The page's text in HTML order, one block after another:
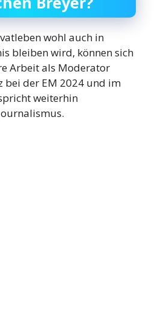
wohl auch in
bleiben wird, können sich
Arbeit als Moderator
bei der EM 2024 und im
weiterhin